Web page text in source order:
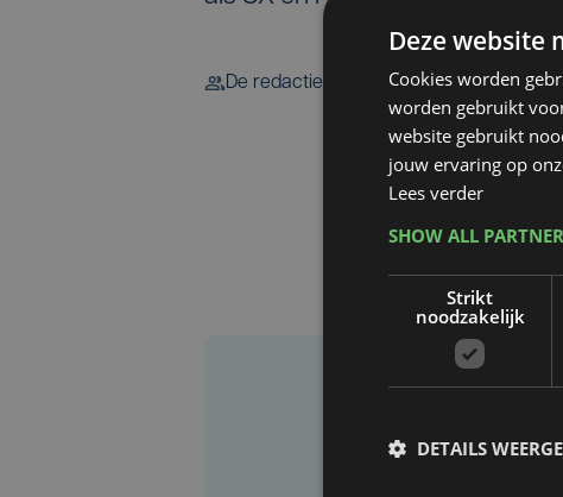
De redactie
Deze website
Cookies worden
worden gebruikt
website gebruikt
jouw ervaring op
Lees verder
SHOW ALL
Strikt
noodzakelijk
DETAILS